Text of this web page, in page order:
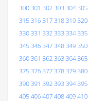
300301 302303304305
315316317318319320
330331 332333334335
345346347348349350
360361 362363364365
375376377378379380
390391 392393394395
405406407408409410